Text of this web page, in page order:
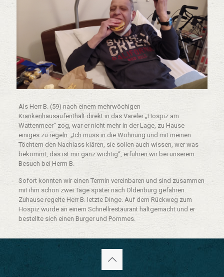
Als Herr B. (59) nach einem mehrwöchigen
Krankenhausaufenthalt direkt in das Vareler „Hospiz am
Wattenmeer“ zog, war er nicht mehr in der Lage, zu Hause
einiges zu regeln. „Ich muss in die Wohnung und mit meinen
Töchtern den Nachlass klären, sie sollen auch wissen, wer was
bekommt, das ist mir ganz wichtig“, erfuhren wir bei unserem
Besuch bei Herrn B.
Sofort konnten wir einen Termin vereinbaren und sind zusammen
mit ihm schon zwei Tage später nach Oldenburg gefahren.
Zuhause regelte Herr B. letzte Dinge. Auf dem Rückweg zum
Hospiz wurde an einem Schnellrestaurant haltgemacht und er
bestellte sich einen Burger und Pommes.